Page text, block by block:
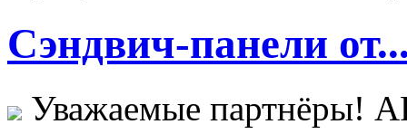
Сэндвич-панели
Уважаемые